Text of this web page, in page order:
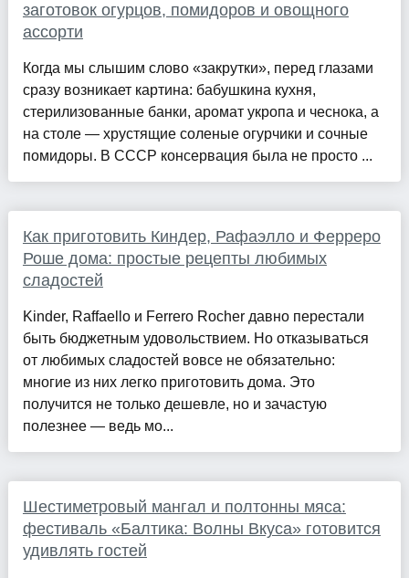
заготовок огурцов, помидоров и овощного
ассорти
Когда мы слышим слово «закрутки», перед глазами
сразу возникает картина: бабушкина кухня,
стерилизованные банки, аромат укропа и чеснока, а
на столе — хрустящие соленые огурчики и сочные
помидоры. В СССР консервация была не просто ...
Как приготовить Киндер, Рафаэлло и Ферреро
Роше дома: простые рецепты любимых
сладостей
Kinder, Raffaello и Ferrero Rocher давно перестали
быть бюджетным удовольствием. Но отказываться
от любимых сладостей вовсе не обязательно:
многие из них легко приготовить дома. Это
получится не только дешевле, но и зачастую
полезнее — ведь мо...
Шестиметровый мангал и полтонны мяса:
фестиваль «Балтика: Волны Вкуса» готовится
удивлять гостей